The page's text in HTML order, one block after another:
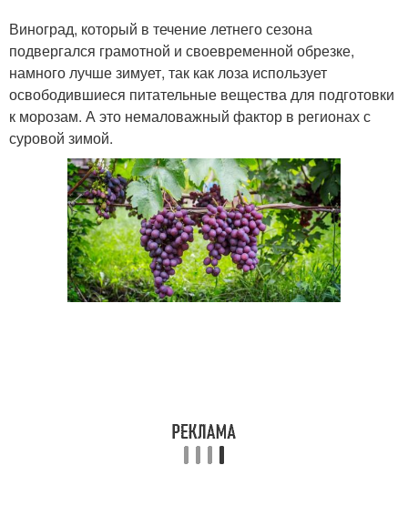
Виноград, который в течение летнего сезона
подвергался грамотной и своевременной обрезке,
намного лучше зимует, так как лоза использует
освободившиеся питательные вещества для подготовки
к морозам. А это немаловажный фактор в регионах с
суровой зимой.